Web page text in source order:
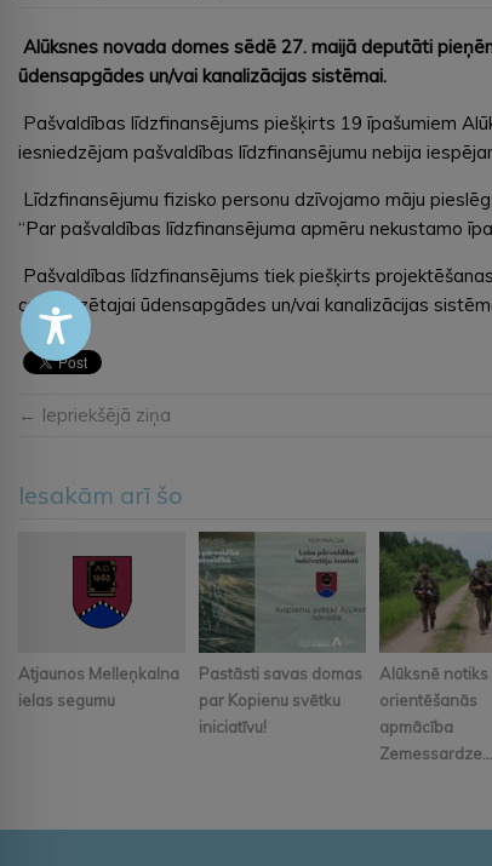
Alūksnes novada domes sēdē 27. maijā deputāti
ūdensapgādes un/vai kanalizācijas sistēmai.
Pašvaldības līdzfinansējums piešķirts 19 īpašumiem
iesniedzējam pašvaldības līdzfinansējumu nebija
Līdzfinansējumu fizisko personu dzīvojamo māju
“Par pašvaldības līdzfinansējuma apmēru nekustamo
Pašvaldības līdzfinansējums tiek piešķirts
centralizētajai ūdensapgādes un/vai kanalizācijas
← Iepriekšējā ziņa
Iesakām arī šo
Atjaunos Melleņkalna
ielas segumu
Pastāsti savas domas
par Kopienu svētku
iniciatīvu!
Alūksnē notiks
orientēšanās
apmācība
Zemessardze...